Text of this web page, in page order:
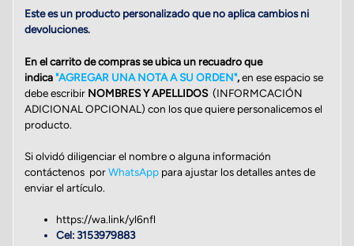
Este es un producto personalizado que no aplica cambios ni
devoluciones.
En el carrito de compras se ubica un recuadro que
indica"AGREGAR UNA NOTA A SU ORDEN", en ese espacio se
debe escribir NOMBRES Y APELLIDOS (INFORMCACIÓN
ADICIONAL OPCIONAL) con los que quiere personalicemos el
producto.
Si olvidó diligenciar el nombre o alguna información
contáctenos porWhatsApppara ajustar los detalles antes de
enviar el artículo.
https://wa.link/yl6nfl
Cel: 3153979883